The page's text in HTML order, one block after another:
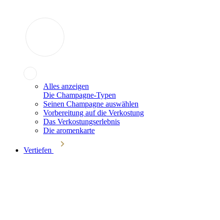
Alles anzeigen
Die Champagne-Typen
Seinen Champagne auswählen
Vorbereitung auf die Verkostung
Das Verkostungserlebnis
Die aromenkarte
Vertiefen